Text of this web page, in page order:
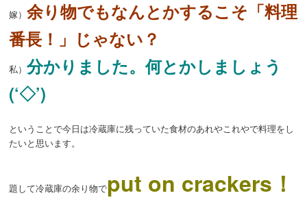
嫁）余り物でもなんとかするこそ「料理
番長！」じゃない？
私）分かりました。何とかしましょう
(‘◇’)ゞ
ということで今日は冷蔵庫に残っていた食材のあれやこれやで料理をし
たいと思います。
題して冷蔵庫の余り物でput on crackers！